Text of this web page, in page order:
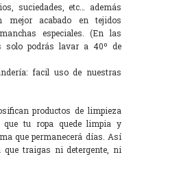
suciedades, etc… además
mejor acabado en tejidos
especiales. (En las
solo podrás lavar a 40º de
facil uso de nuestras
productos de limpieza
que tu ropa quede limpia y
que permanecerá días. Así
que traigas ni detergente, ni